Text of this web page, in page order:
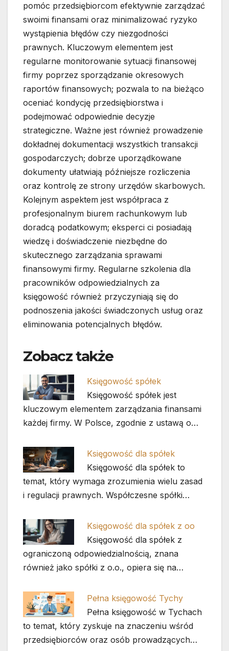
pomóc przedsiębiorcom efektywnie zarządzać
swoimi finansami oraz minimalizować ryzyko
wystąpienia błędów czy niezgodności
prawnych. Kluczowym elementem jest
regularne monitorowanie sytuacji finansowej
firmy poprzez sporządzanie okresowych
raportów finansowych; pozwala to na bieżąco
oceniać kondycję przedsiębiorstwa i
podejmować odpowiednie decyzje
strategiczne. Ważne jest również prowadzenie
dokładnej dokumentacji wszystkich transakcji
gospodarczych; dobrze uporządkowane
dokumenty ułatwiają późniejsze rozliczenia
oraz kontrolę ze strony urzędów skarbowych.
Kolejnym aspektem jest współpraca z
profesjonalnym biurem rachunkowym lub
doradcą podatkowym; eksperci ci posiadają
wiedzę i doświadczenie niezbędne do
skutecznego zarządzania sprawami
finansowymi firmy. Regularne szkolenia dla
pracowników odpowiedzialnych za
księgowość również przyczyniają się do
podnoszenia jakości świadczonych usług oraz
eliminowania potencjalnych błędów.
Zobacz także
Księgowość spółek
Księgowość spółek jest
kluczowym elementem zarządzania finansami
każdej firmy. W Polsce, zgodnie z ustawą o…
Księgowość dla spółek
Księgowość dla spółek to
temat, który wymaga zrozumienia wielu zasad
i regulacji prawnych. Współczesne spółki…
Księgowość dla spółek z oo
Księgowość dla spółek z
ograniczoną odpowiedzialnością, znana
również jako spółki z o.o., opiera się na…
Pełna księgowość Tychy
Pełna księgowość w Tychach
to temat, który zyskuje na znaczeniu wśród
przedsiębiorców oraz osób prowadzących…